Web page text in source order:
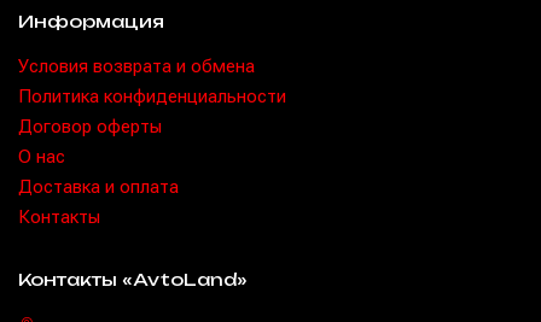
Информация
Условия возврата и обмена
Политика конфиденциальности
Договор оферты
O нас
Доставка и оплата
Контакты
Контакты «AvtoLand»